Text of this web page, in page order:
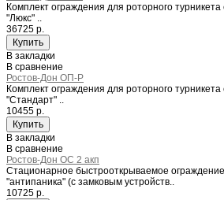
Комплект ограждения для роторного турникета
"Люкс" ..
36725 р.
В закладки
В сравнение
Ростов-Дон ОП-Р
Комплект ограждения для роторного
"Стандарт" ..
10455 р.
В закладки
В сравнение
Ростов-Дон ОС 2 акп
Стационарное быстрооткрываемое
"антипаника" (с замковым устройств..
10725 р.